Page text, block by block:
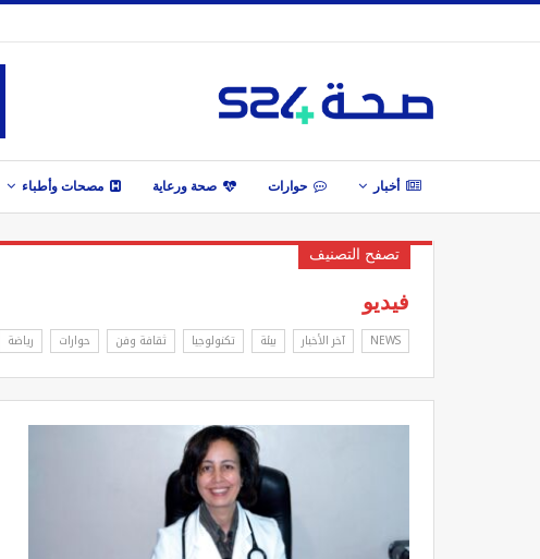
أخبار حوارات صحة ورعاية مصحات وأطباء
تصفح التصنيف
فيديو
NEWS آخر الأخبار بيئة تكنولوجيا ثقافة وفن حوارات رياضة